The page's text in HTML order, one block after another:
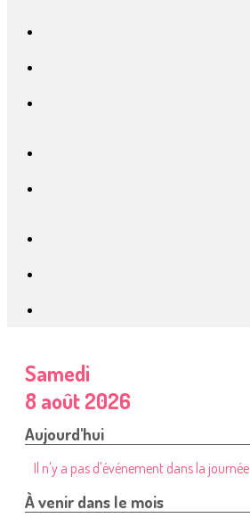
Samedi
8 août 2026
Aujourd'hui
Il n'y a pas d'événement dans la journée
À venir dans le mois